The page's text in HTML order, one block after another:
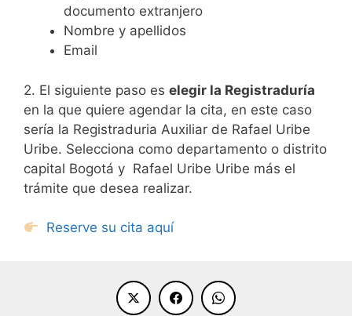
documento extranjero
Nombre y apellidos
Email
2. El siguiente paso es elegir la Registraduría
en la que quiere agendar la cita, en este caso
sería la Registraduria Auxiliar de Rafael Uribe
Uribe. Selecciona como departamento o distrito
capital Bogotá y Rafael Uribe Uribe más el
trámite que desea realizar.
Reserve su cita aquí